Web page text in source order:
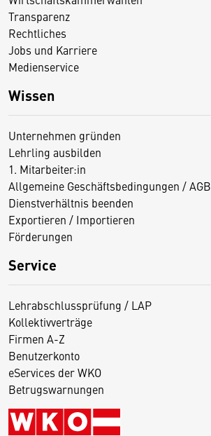
Transparenz
Rechtliches
Jobs und Karriere
Medienservice
Wissen
Unternehmen gründen
Lehrling ausbilden
1. Mitarbeiter:in
Allgemeine Geschäftsbedingungen / AGB
Dienstverhältnis beenden
Exportieren / Importieren
Förderungen
Service
Lehrabschlussprüfung / LAP
Kollektivverträge
Firmen A-Z
Benutzerkonto
eServices der WKO
Betrugswarnungen